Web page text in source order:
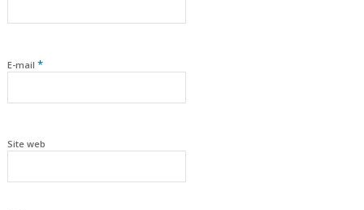
E-mail *
Site web